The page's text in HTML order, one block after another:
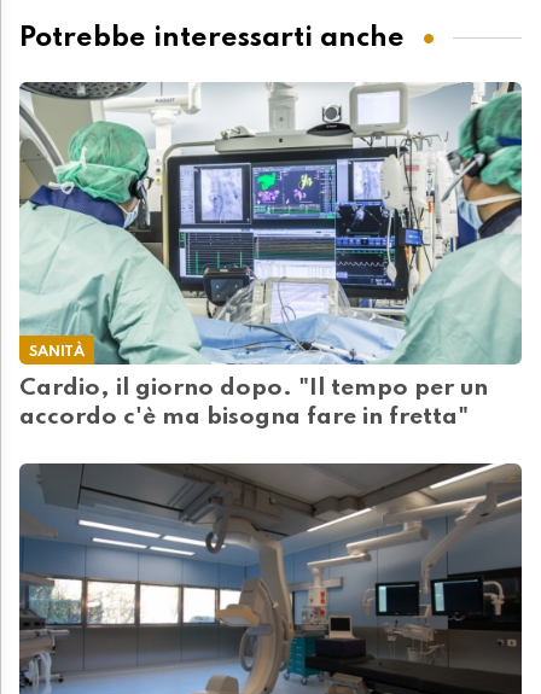
Potrebbe interessarti anche
SANITÀ
Cardio, il giorno dopo. "Il tempo per un
accordo c'è ma bisogna fare in fretta"